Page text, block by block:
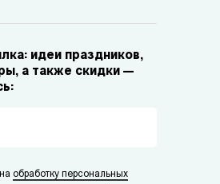
идеи праздников,
а также скидки —
обработку персональных